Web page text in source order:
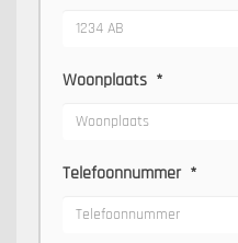
Woonplaats *
Telefoonnummer *